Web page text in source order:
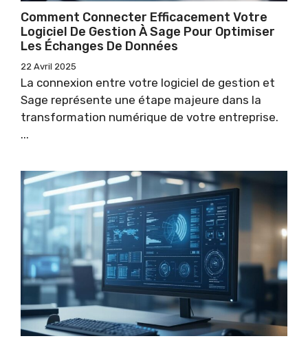
Comment Connecter Efficacement Votre
Logiciel De Gestion À Sage Pour Optimiser
Les Échanges De Données
22 Avril 2025
La connexion entre votre logiciel de gestion et
Sage représente une étape majeure dans la
transformation numérique de votre entreprise.
...